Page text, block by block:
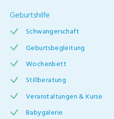
Geburtshilfe
Schwangerschaft
Geburtsbegleitung
Wochenbett
Stillberatung
Veranstaltungen & Kurse
Babygalerie